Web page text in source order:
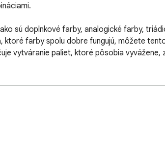
sú doplnkové farby, analogické farby,
ktoré farby spolu dobre fungujú, môžete
vytváranie paliet, ktoré pôsobia vyvážene,
Žiadne údaje sa nikdy neprenášajú na
informácie a výbery dizajnu zostávajú vo
ani integrácie tretích strán. Vďaka tomu je
brandingových projektoch,